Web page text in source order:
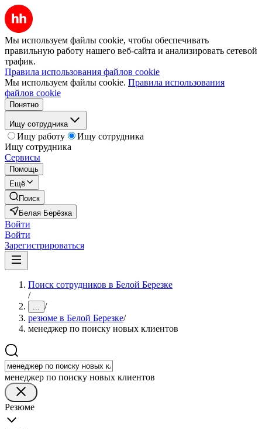
Мы используем файлы cookie, чтобы обеспечивать
правильную работу нашего веб-сайта и анализировать сетевой
трафик.
Правила использования файлов cookie
Мы используем файлы cookie. Правила использования
файлов cookie
Понятно
Ищу сотрудника
Ищу работу
Ищу сотрудника
Ищу сотрудника
Сервисы
Помощь
Ещё
Поиск
Белая Берёзка
Войти
Войти
Зарегистрироваться
Поиск сотрудников в Белой Березке
/
... /
резюме в Белой Березке/
менеджер по поиску новых клиентов
менеджер по поиску новых клиентов
Резюме